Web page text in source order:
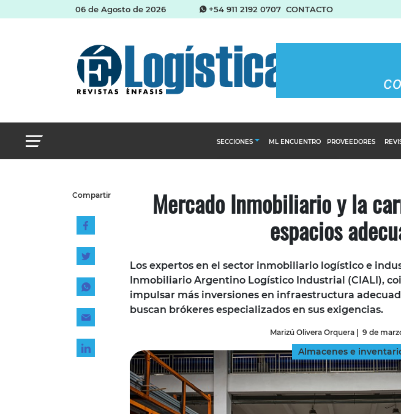
06 de Agosto de 2026 +54 911 2192 0707 CONTACTO
SECCIONES
Almacenes e inventarios
Cadena de Suministro del Agro
Logística y distribución
Management
Tecnología
Transporte
ML ENCUENTRO PROVEEDORES
Compartir Mercado Inmobiliario y la
espacios
Los expertos en el sector inmobiliario logístico e
Inmobiliario Argentino Logístico Industrial (CIALI),
impulsar más inversiones en infraestructura
buscan brókeres especializados en sus exigencias.
Marizú Olivera Orquera 9 de
Almacenes e